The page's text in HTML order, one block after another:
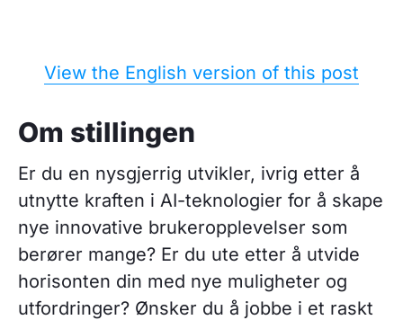
View the English version of this post
Om stillingen
Er du en nysgjerrig utvikler, ivrig etter å
utnytte kraften i AI-teknologier for å skape
nye innovative brukeropplevelser som
berører mange? Er du ute etter å utvide
horisonten din med nye muligheter og
utfordringer? Ønsker du å jobbe i et raskt